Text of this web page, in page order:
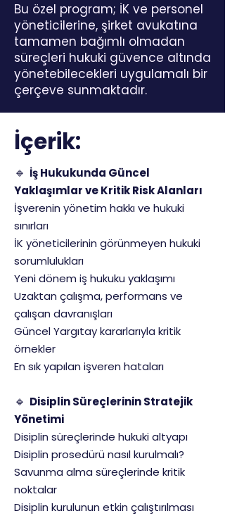
Bu özel program; İK ve personel
yöneticilerine, şirket avukatına
tamamen bağımlı olmadan
süreçleri hukuki güvence altında
yönetebilecekleri uygulamalı bir
çerçeve sunmaktadır.
İçerik:
🔹 İş Hukukunda Güncel
Yaklaşımlar ve Kritik Risk Alanları
İşverenin yönetim hakkı ve hukuki
sınırları
İK yöneticilerinin görünmeyen hukuki
sorumlulukları
Yeni dönem iş hukuku yaklaşımı
Uzaktan çalışma, performans ve
çalışan davranışları
Güncel Yargıtay kararlarıyla kritik
örnekler
En sık yapılan işveren hataları
🔹 Disiplin Süreçlerinin Stratejik
Yönetimi
Disiplin süreçlerinde hukuki altyapı
Disiplin prosedürü nasıl kurulmalı?
Savunma alma süreçlerinde kritik
noktalar
Disiplin kurulunun etkin çalıştırılması